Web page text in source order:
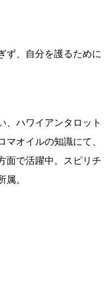
ず、自分を護るために
ハワイアンタロット
オイルの知識にて、
面で活躍中。スピリチ
。